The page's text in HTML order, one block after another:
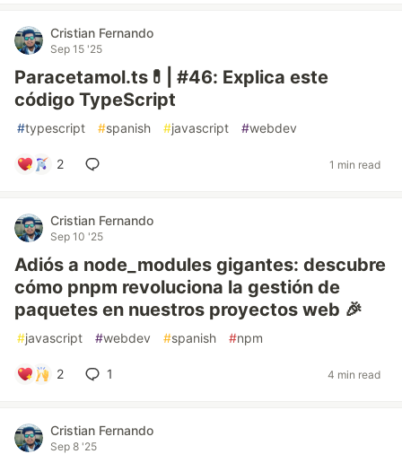
Cristian Fernando
Sep 15 '25
Paracetamol.ts💊| #46: Explica este
código TypeScript
#typescript #spanish #javascript #webdev
2 1 min read
Cristian Fernando
Sep 10 '25
Adiós a node_modules gigantes: descubre
cómo pnpm revoluciona la gestión de
paquetes en nuestros proyectos web 🎉
#javascript #webdev #spanish #npm
2 1 4 min read
Cristian Fernando
Sep 8 '25